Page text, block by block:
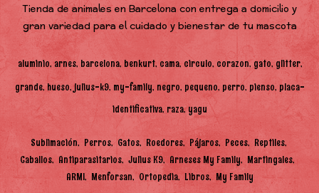
Tienda de animales en Barcelona con entrega a domicilio y
gran variedad para el cuidado y bienestar de tu mascota
aluminio arnes barcelona benkurt cama circulo corazon gato glitter
grande hueso julius-k9 my-family negro pequeno perro pienso placa-
identificativa raza yagu
Sublimación Perros Gatos Roedores Pájaros Peces
Reptiles
Caballos Antiparasitarios Julius K9 Arneses My Family
Martingales
ARMI
Menforsan Ortopedia Libros My Family